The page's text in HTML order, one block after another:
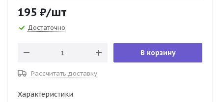
195 ₽/шт
Достаточно
В корзину
Рассчитать доставку
Характеристики